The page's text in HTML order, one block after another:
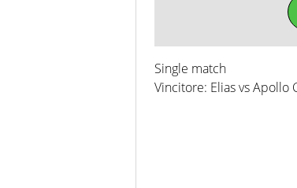
Single match
Vincitore: Elias vs Apollo